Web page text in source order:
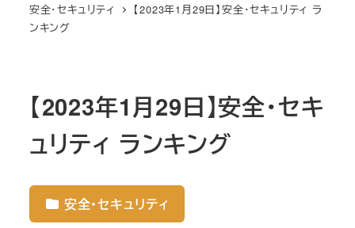
安全・セキュリティ
【2023年1月29日】安全・セキュリティ ラ
ンキング
【2023年1月29日】安全・セキ
ュリティ ランキング
安全・セキュリティ